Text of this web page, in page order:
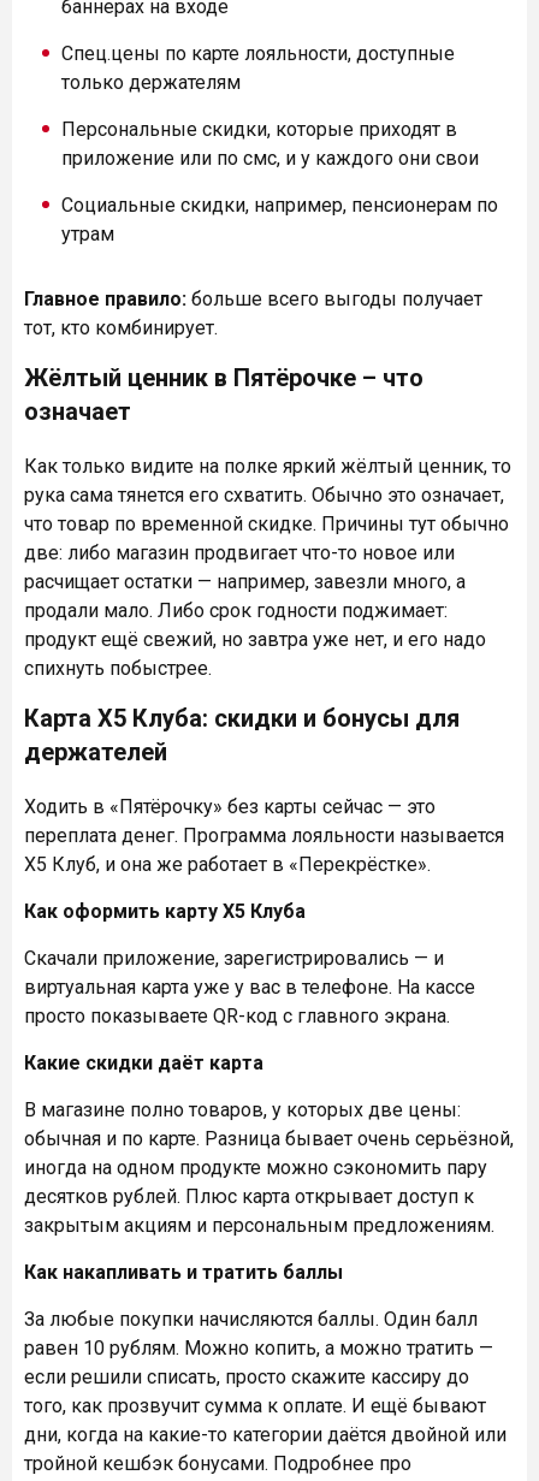
баннерах на входе
Спец.цены по карте лояльности, доступные
только держателям
Персональные скидки, которые приходят в
приложение или по смс, и у каждого они свои
Социальные скидки, например, пенсионерам по
утрам
Главное правило: больше всего выгоды получает
тот, кто комбинирует.
Жёлтый ценник в Пятёрочке – что
означает
Как только видите на полке яркий жёлтый ценник, то
рука сама тянется его схватить. Обычно это означает,
что товар по временной скидке. Причины тут обычно
две: либо магазин продвигает что-то новое или
расчищает остатки — например, завезли много, а
продали мало. Либо срок годности поджимает:
продукт ещё свежий, но завтра уже нет, и его надо
спихнуть побыстрее.
Карта X5 Клуба: скидки и бонусы для
держателей
Ходить в «Пятёрочку» без карты сейчас — это
переплата денег. Программа лояльности называется
X5 Клуб, и она же работает в «Перекрёстке».
Как оформить карту X5 Клуба
Скачали приложение, зарегистрировались — и
виртуальная карта уже у вас в телефоне. На кассе
просто показываете QR-код с главного экрана.
Какие скидки даёт карта
В магазине полно товаров, у которых две цены:
обычная и по карте. Разница бывает очень серьёзной,
иногда на одном продукте можно сэкономить пару
десятков рублей. Плюс карта открывает доступ к
закрытым акциям и персональным предложениям.
Как накапливать и тратить баллы
За любые покупки начисляются баллы. Один балл
равен 10 рублям. Можно копить, а можно тратить —
если решили списать, просто скажите кассиру до
того, как прозвучит сумма к оплате. И ещё бывают
дни, когда на какие-то категории даётся двойной или
тройной кешбэк бонусами. Подробнее про